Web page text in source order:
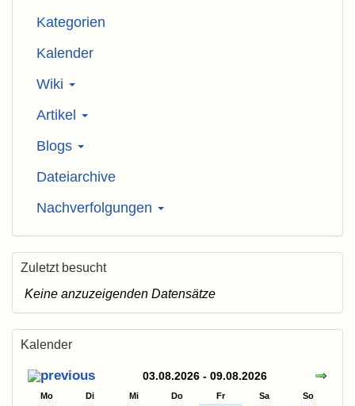
Kategorien
Kalender
Wiki
Artikel
Blogs
Dateiarchive
Nachverfolgungen
Zuletzt besucht
Keine anzuzeigenden Datensätze
Kalender
03.08.2026 - 09.08.2026
Mo Di Mi Do Fr Sa So